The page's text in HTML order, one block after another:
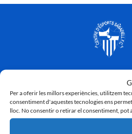
Per a oferir les millors experiències, utilitzem
consentiment d'aquestes tecnologies ens
lloc. No consentir o retirar el consentiment, pot